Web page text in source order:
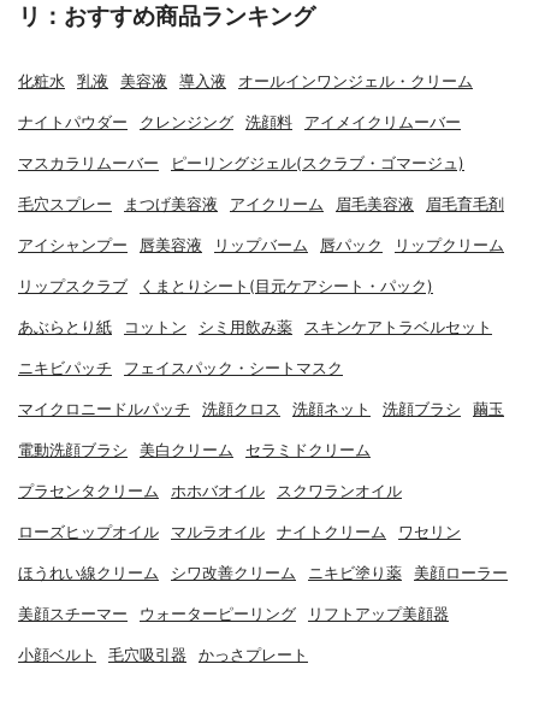
リ：おすすめ商品ランキング
化粧水 乳液 美容液 導入液 オールインワンジェル・クリーム
ナイトパウダー クレンジング 洗顔料 アイメイクリムーバー
マスカラリムーバー ピーリングジェル(スクラブ・ゴマージュ)
毛穴スプレー まつげ美容液 アイクリーム 眉毛美容液 眉毛育毛剤
アイシャンプー 唇美容液 リップバーム 唇パック リップクリーム
リップスクラブ くまとりシート(目元ケアシート・パック)
あぶらとり紙 コットン シミ用飲み薬 スキンケアトラベルセット
ニキビパッチ フェイスパック・シートマスク
マイクロニードルパッチ 洗顔クロス 洗顔ネット 洗顔ブラシ 繭玉
電動洗顔ブラシ 美白クリーム セラミドクリーム
プラセンタクリーム ホホバオイル スクワランオイル
ローズヒップオイル マルラオイル ナイトクリーム ワセリン
ほうれい線クリーム シワ改善クリーム ニキビ塗り薬 美顔ローラー
美顔スチーマー ウォーターピーリング リフトアップ美顔器
小顔ベルト 毛穴吸引器 かっさプレート